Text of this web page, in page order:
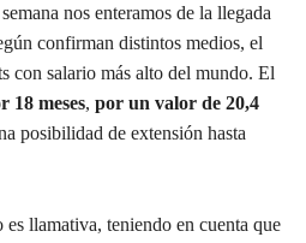
nos enteramos de la llegada
confirman distintos medios, el
con salario más alto del mundo. El
18 meses, por un valor de 20,4
posibilidad de extensión hasta
llamativa, teniendo en cuenta que